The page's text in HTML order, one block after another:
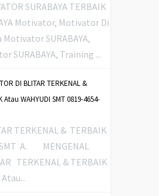
SURABAYA TERBAIK
Motivator, Motivator Di
Motivator SURABAYA,
SURABAYA, Training ...
DI BLITAR TERKENAL &
Atau WAHYUDI SMT 0819-4654-
TERKENAL & TERBAIK
SMT A. MENGENAL
TERKENAL & TERBAIK
Atau...